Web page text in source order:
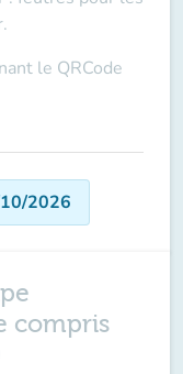
le QRCode
2026
compris